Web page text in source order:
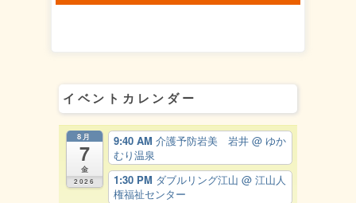
イベントカレンダー
8月
7
金
2026
9:40 AM 介護予防岩美 岩井 @ ゆか
むり温泉
1:30 PM ダブルリング江山 @ 江山人
権福祉センター